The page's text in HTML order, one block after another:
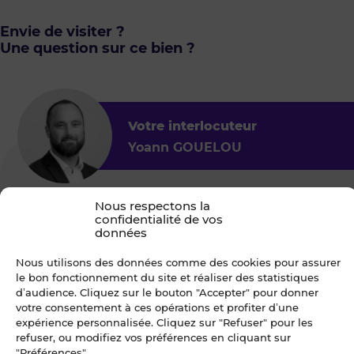
Nous respectons la
confidentialité de vos
données
Nous utilisons des données comme des cookies pour assurer
le bon fonctionnement du site et réaliser des statistiques
d’audience. Cliquez sur le bouton "Accepter" pour donner
votre consentement à ces opérations et profiter d’une
expérience personnalisée. Cliquez sur "Refuser" pour les
refuser, ou modifiez vos préférences en cliquant sur
Envie de visiter ?
Une question sur ce bien ?
Votre interlocuteur
Yoann GOUELOU
Blot Nantes - Entreprise
161
44819 SAINT-HERBLAIN Cedex
Je choisis un ou des créneaux
pour être recontacté